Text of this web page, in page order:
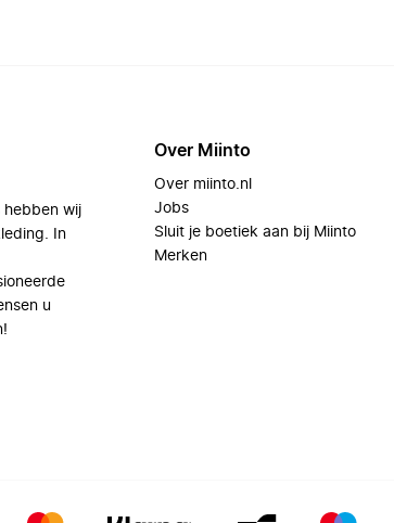
hebben wij
In
u
Over Miinto
Over miinto.nl
Jobs
Sluit je boetiek aan bij Miinto
Merken